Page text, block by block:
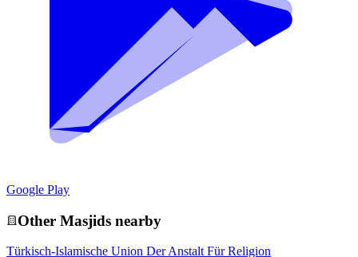
Google Play
Other Masjids nearby
Türkisch-Islamische Union Der Anstalt Für Religion